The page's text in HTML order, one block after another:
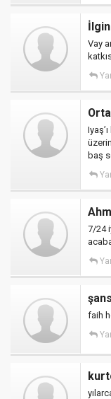
Vay
baş
7/24
şans
faih